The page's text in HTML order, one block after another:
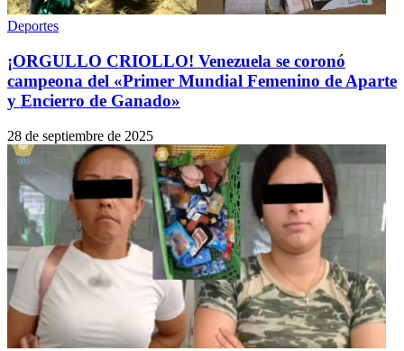
Deportes
¡ORGULLO CRIOLLO! Venezuela se coronó
campeona del «Primer Mundial Femenino de Aparte
y Encierro de Ganado»
28 de septiembre de 2025